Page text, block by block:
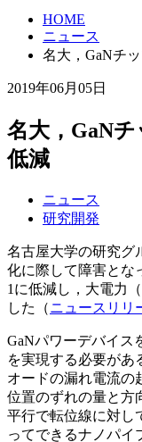
HOME
ニュース
名大，GaNチ
2019年06月05日
名大，GaN
低減
ニュース
研究開発
名古屋大学の研究グ
化に際して障害とな
1に低減し，大電力
した（ニュースリリ
GaNパワーデバイス
を実現する必要があ
オードの漏れ電流の
位置のずれの量と方
平行で転位線に対し
ってできるナノパイ